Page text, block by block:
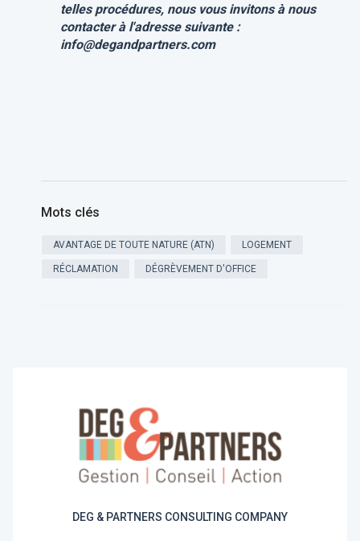
telles procédures, nous vous invitons à nous
contacter à l'adresse suivante :
info@degandpartners.com
Mots clés
AVANTAGE DE TOUTE NATURE (ATN) LOGEMENT
RÉCLAMATION DÉGRÈVEMENT D'OFFICE
DEG & PARTNERS CONSULTING COMPANY